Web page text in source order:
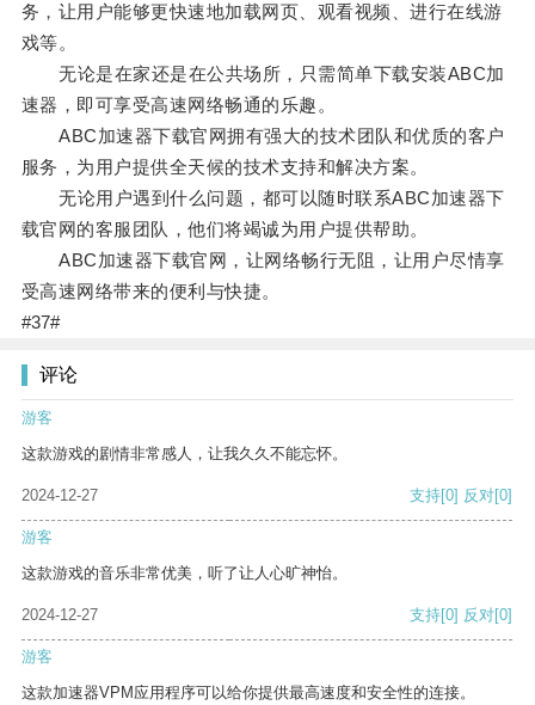
务，让用户能够更快速地加载网页、观看视频、进行在线游
戏等。
无论是在家还是在公共场所，只需简单下载安装ABC加
速器，即可享受高速网络畅通的乐趣。
ABC加速器下载官网拥有强大的技术团队和优质的客户
服务，为用户提供全天候的技术支持和解决方案。
无论用户遇到什么问题，都可以随时联系ABC加速器下
载官网的客服团队，他们将竭诚为用户提供帮助。
ABC加速器下载官网，让网络畅行无阻，让用户尽情享
受高速网络带来的便利与快捷。
#37#
评论
游客
这款游戏的剧情非常感人，让我久久不能忘怀。
2024-12-27 支持[0] 反对[0]
游客
这款游戏的音乐非常优美，听了让人心旷神怡。
2024-12-27 支持[0] 反对[0]
游客
这款加速器VPM应用程序可以给你提供最高速度和安全性的连接。